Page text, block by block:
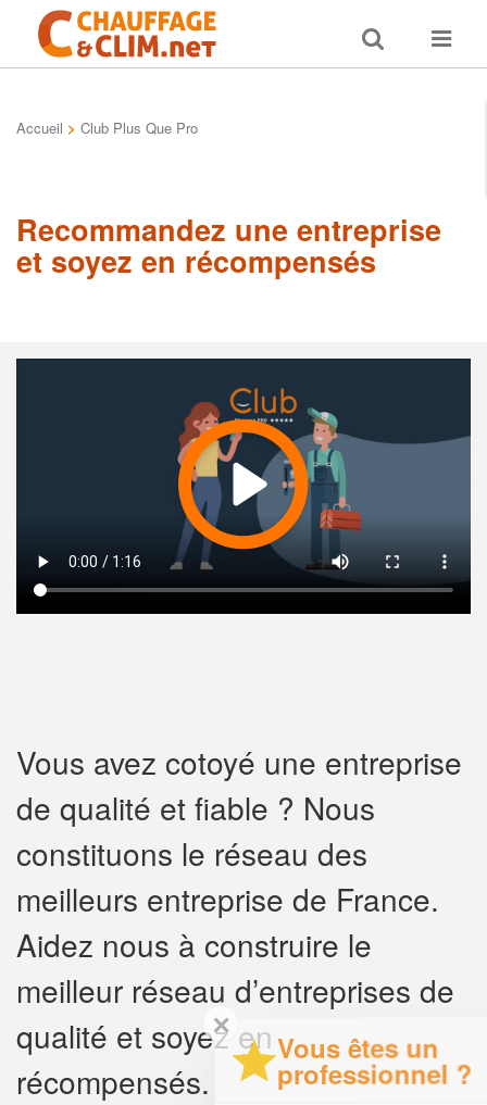
Toggle
search
Toggle
Accueil > Club Plus Que Pro
Recommandez une entreprise
et soyez en récompensés
Vous avez cotoyé une entreprise
de qualité et fiable ? Nous
constituons le réseau des
meilleurs entreprise de France.
Aidez nous à construire le
meilleur réseau d’entreprises de
qualité et soyez en
récompensés.
✕
Vous êtes un
professionnel ?